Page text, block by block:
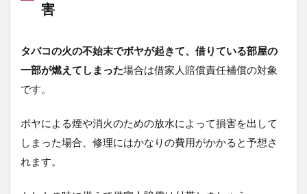
害
タバコの火の不始末でボヤが起きて、借りている部屋の
一部が燃えてしまった場合は借家人賠償責任補償の対象
です。
ボヤによる煙や消火のための放水によって損害を出して
しまった場合、修理にはかなりの費用がかかると予想さ
れます。